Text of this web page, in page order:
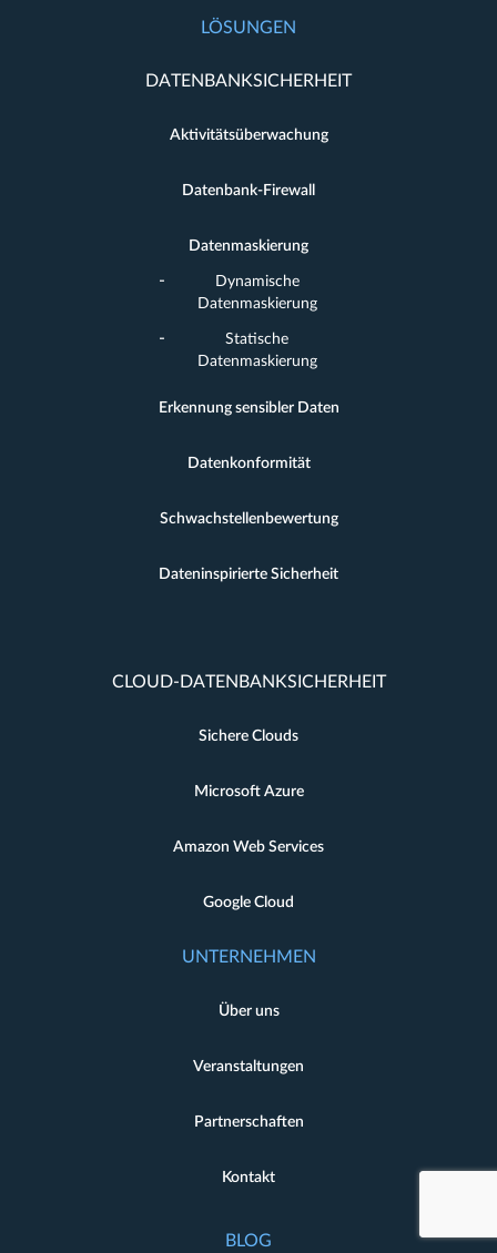
LÖSUNGEN
DATENBANKSICHERHEIT
Aktivitätsüberwachung
Datenbank-Firewall
Datenmaskierung
Dynamische
Datenmaskierung
Statische
Datenmaskierung
Erkennung sensibler Daten
Datenkonformität
Schwachstellenbewertung
Dateninspirierte Sicherheit
CLOUD-DATENBANKSICHERHEIT
Sichere Clouds
Microsoft Azure
Amazon Web Services
Google Cloud
UNTERNEHMEN
Über uns
Veranstaltungen
Partnerschaften
Kontakt
BLOG